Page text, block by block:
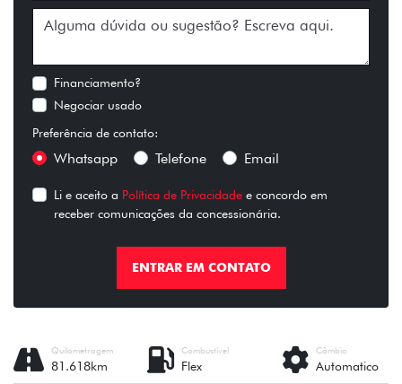
Financiamento?
Negociar usado
Preferência de contato:
Whatsapp Telefone Email
Li e aceito a Política de Privacidade e concordo em
receber comunicações da concessionária.
ENTRAR EM CONTATO
Câmbio
Automatico
Combustível
Flex
Quilometragem
81.618km